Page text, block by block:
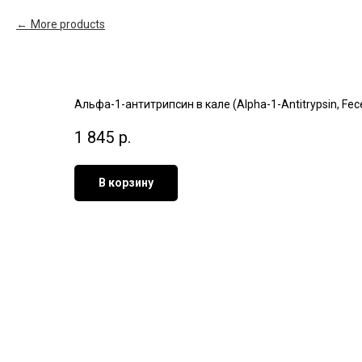
More products
Альфа-1-антитрипсин в кале (Alpha-1-Antitrypsin,
1 845 р.
В корзину